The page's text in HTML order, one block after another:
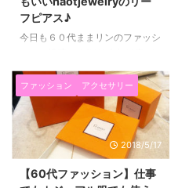
フピアス♪
今日も６０代ままリンのファッシ
短くて、急に夏のような陽気にな
ってしまったので、 慌てて夏物
を購入しています。 こちらは、
またまた楽天のnaotjewelryのリ
ーフピアスです。 naotjewelryを
利用するのは２回目♪ 前回は↓↓
のようなピアスでした。
https://kanreki-
ファッション アクセサリー
2018/5/17
【60代ファッション】仕事